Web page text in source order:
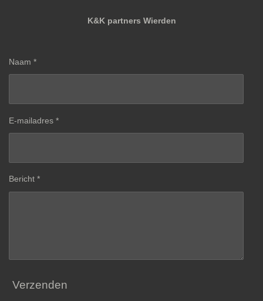
K&K partners Wierden
Naam *
E-mailadres *
Bericht *
Verzenden